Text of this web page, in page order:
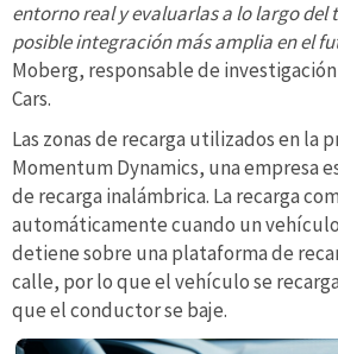
entorno real y evaluarlas a lo largo del
posible integración más amplia en el
Moberg, responsable de
Cars.
Las zonas de recarga utilizados en la
Momentum Dynamics, una empresa
de recarga inalámbrica. La recarga
automáticamente cuando un
detiene sobre una plataforma de
calle, por lo que el vehículo se
que el conductor se baje.